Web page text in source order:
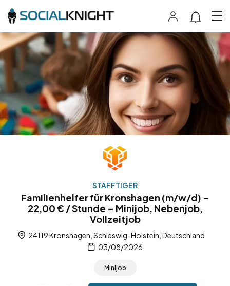
STAFFTIGER
Familienhelfer für Kronshagen (m/w/d) –
22,00 € / Stunde – Minijob, Nebenjob,
Vollzeitjob
24119 Kronshagen, Schleswig-Holstein, Deutschland
03/08/2026
Minijob